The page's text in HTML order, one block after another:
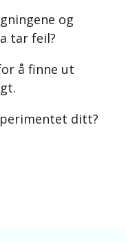
og
tar feil?
å finne ut
ditt?